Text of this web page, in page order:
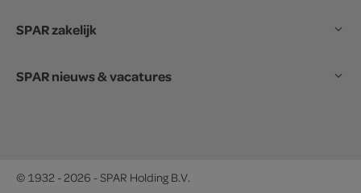
SPAR zakelijk
SPAR nieuws & vacatures
© 1932 - 2026 - SPAR Holding B.V.